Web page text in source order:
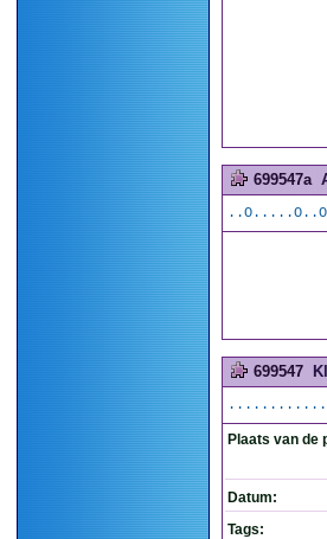
699547a
699547
............
Plaats van de
Datum:
Tags: